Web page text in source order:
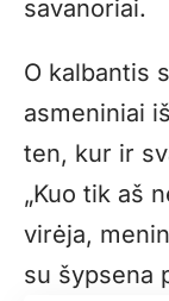
savanoriai.
O kalbantis
asmeniniai
ten, kur ir
„Kuo tik aš
virėja,
su šypsena